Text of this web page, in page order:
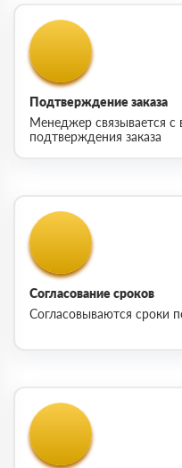
Подтверждение заказа
Менеджер связывается с
подтверждения заказа
Согласование сроков
Согласовываются сроки